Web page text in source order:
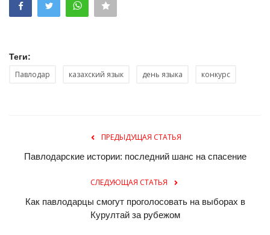
Теги:
Павлодар казахский язык день языка конкурс
ПРЕДЫДУЩАЯ СТАТЬЯ
Павлодарские истории: последний шанс на спасение
СЛЕДУЮЩАЯ СТАТЬЯ
Как павлодарцы смогут проголосовать на выборах в
Курултай за рубежом